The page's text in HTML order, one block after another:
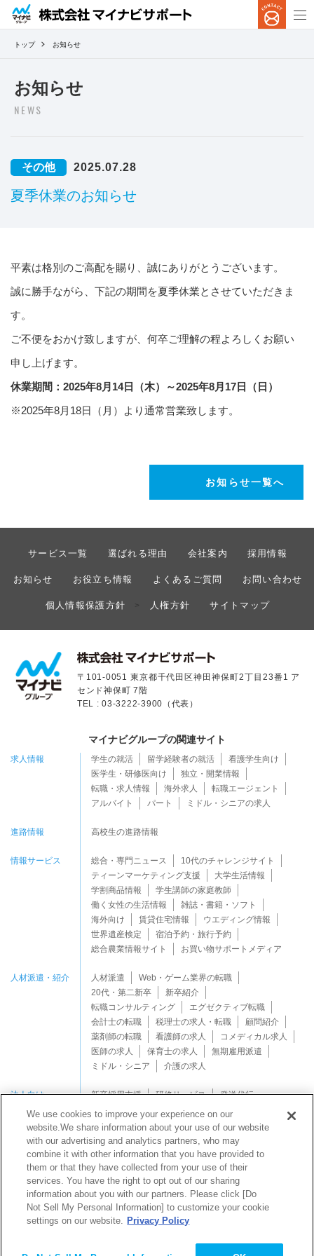
トップ お知らせ
お知らせ
NEWS
その他 2025.07.28
夏季休業のお知らせ
平素は格別のご高配を賜り、誠にありがとうございます。
誠に勝手ながら、下記の期間を夏季休業とさせていただきま
す。
ご不便をおかけ致しますが、何卒ご理解の程よろしくお願い
申し上げます。
休業期間：2025年8月14日（木）～2025年8月17日（日）
※2025年8月18日（月）より通常営業致します。
お知らせ一覧へ
サービス一覧 選ばれる理由 会社案内 採用情報
お知らせ お役立ち情報 よくあるご質問 お問い合わせ
個人情報保護方針 > 人権方針 サイトマップ
〒101-0051 東京都千代田区神田神保町2丁目23番1 ア
センド神保町 7階
TEL : 03-3222-3900（代表）
マイナビグループの関連サイト
求人情報 学生の就活 留学経験者の就活
看護学生向け
医学生・研修医向け
独立・開業情報
転職・求人情報
海外求人
転職エージェント
アルバイト
パート ミドル・シニアの求人
進路情報 高校生の進路情報
情報サービス 総合・専門ニュース
10代のチャレンジサイト
ティーンマーケティング支援
大学生活情報
学割商品情報
学生講師の家庭教師
働く女性の生活情報
雑誌・書籍・ソフト
海外向け
賃貸住宅情報
ウエディング情報
世界遺産検定
宿泊予約・旅行予約
総合農業情報サイト
お買い物サポートメディア
人材派遣・紹介 人材派遣
Web・ゲーム業界の転職
20代・第二新卒
新卒紹介
転職コンサルティング
エグゼクティブ転職
会計士の転職
税理士の求人・転職
顧問紹介
薬剤師の転職
看護師の求人
コメディカル求人
医師の求人
保育士の求人
無期雇用派遣
ミドル・シニア
介護の求人
法人向け 新卒採用支援 研修サービス 発送代行
Copyright © Mynavi Support Corporation All rights reserved.
We use cookies to improve your experience on our
website.We share information about your use of our website
with our advertising and analytics partners, who may
combine it with other information that you have provided to
them or that they have collected from your use of their
services. You have the right to opt out of our sharing
information about you with our partners. Please click [Do
Not Sell My Personal Information] to customize your cookie
settings on our website. Privacy Policy